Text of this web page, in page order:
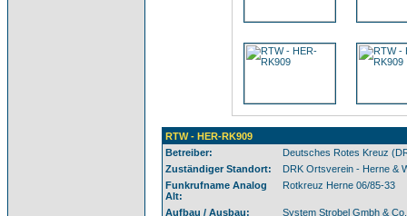
RTW - HER-RK909
Betreiber:
Deutsches Rotes Kreuz
Zuständiger Standort:
DRK Ortsverein - Herne &
Funkrufname Analog
Alt:
Rotkreuz Herne 06/85-33
Aufbau / Ausbau:
System Strobel Gmbh &